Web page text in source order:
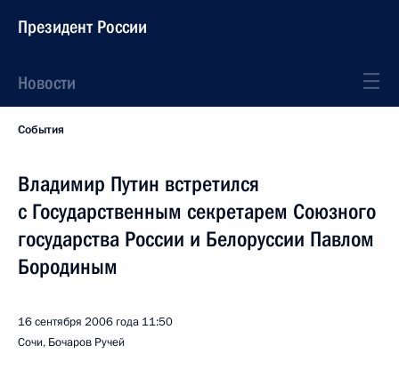
Президент России
Новости
События
Владимир Путин встретился
с Государственным секретарем Союзного
государства России и Белоруссии Павлом
Бородиным
16 сентября 2006 года 11:50
Сочи, Бочаров Ручей